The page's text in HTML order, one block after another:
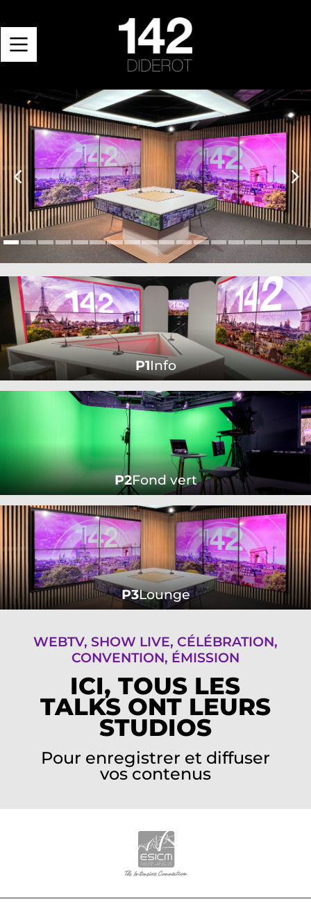
P1Info
P2Fond vert
P3Lounge
WEBTV, SHOW LIVE, CÉLÉBRATION,
CONVENTION, ÉMISSION
ICI, TOUS LES
TALKS ONT LEURS
STUDIOS
Pour enregistrer et diffuser
vos contenus